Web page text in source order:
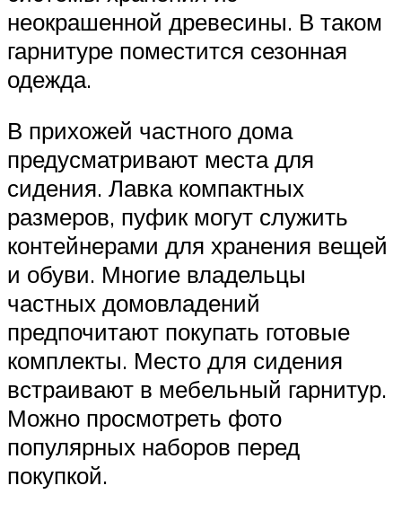
неокрашенной древесины. В таком
гарнитуре поместится сезонная
одежда.
В прихожей частного дома
предусматривают места для
сидения. Лавка компактных
размеров, пуфик могут служить
контейнерами для хранения вещей
и обуви. Многие владельцы
частных домовладений
предпочитают покупать готовые
комплекты. Место для сидения
встраивают в мебельный гарнитур.
Можно просмотреть фото
популярных наборов перед
покупкой.